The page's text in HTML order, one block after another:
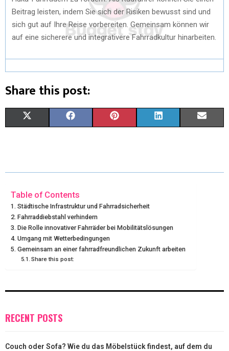
Beitrag leisten, indem Sie sich der Risiken bewusst sind und
sich gut auf Ihre Reise vorbereiten. Gemeinsam können wir
auf eine sicherere und integrativere Fahrradkultur hinarbeiten.
Share this post:
W
T
T
E
E
O
O
K
T
R
E
S
K
I
N
I
Table of Contents
Städtische Infrastruktur und Fahrradsicherheit
Fahrraddiebstahl verhindern
Die Rolle innovativer Fahrräder bei Mobilitätslösungen
Umgang mit Wetterbedingungen
Gemeinsam an einer fahrradfreundlichen Zukunft arbeiten
Share this post:
RECENT POSTS
Couch oder Sofa? Wie du das Möbelstück findest, auf dem du